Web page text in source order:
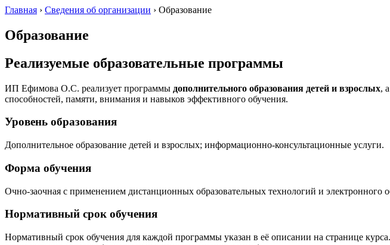
Главная › Сведения об организации › Образование
Образование
Реализуемые образовательные программы
ИП Ефимова О.С. реализует программы дополнительного образования детей и взрослых,
способностей, памяти, внимания и навыков эффективного обучения.
Уровень образования
Дополнительное образование детей и взрослых; информационно-консультационные услуги.
Форма обучения
Очно-заочная с применением дистанционных образовательных технологий и электронного
Нормативный срок обучения
Нормативный срок обучения для каждой программы указан в её описании на странице